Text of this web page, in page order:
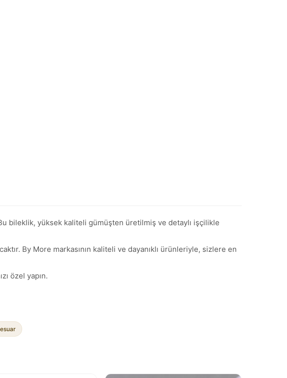
bileklik, yüksek kaliteli gümüşten üretilmiş ve detaylı işçilikle
By More markasının kaliteli ve dayanıklı ürünleriyle, sizlere en
özel yapın.